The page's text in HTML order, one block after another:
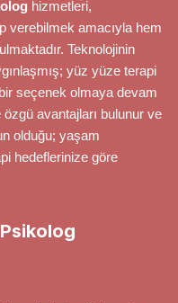
hizmetleri,
verebilmek amacıyla hem
Teknolojinin
yüz yüze terapi
seçenek olmaya devam
avantajları bulunur ve
olduğu; yaşam
hedeflerinize göre